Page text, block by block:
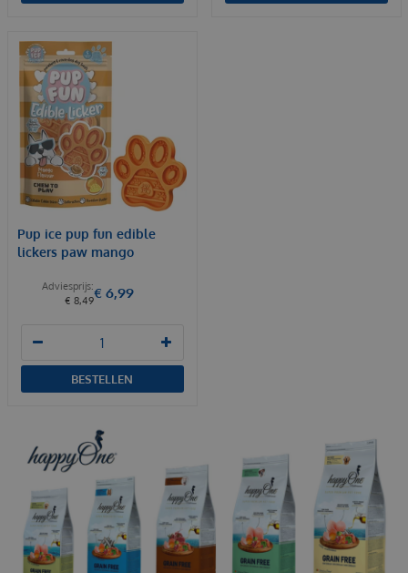
Pup ice pup fun edible
lickers paw mango
€ 8,49€ 6,99
BESTELLEN